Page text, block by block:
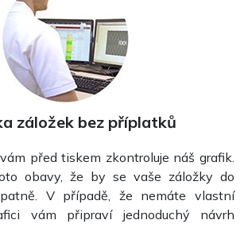
záložek bez příplatků
před tiskem zkontroluje náš grafik.
obavy, že by se vaše záložky do
V případě, že nemáte vlastní
vám připraví jednoduchý návrh